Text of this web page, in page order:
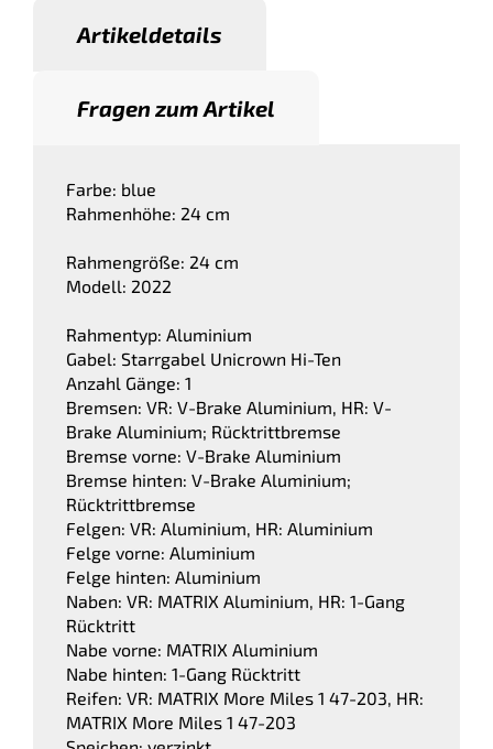
Artikeldetails
Fragen zum Artikel
Farbe: blue
Rahmenhöhe: 24 cm
Rahmengröße: 24 cm
Modell: 2022
Rahmentyp: Aluminium
Gabel: Starrgabel Unicrown Hi-Ten
Anzahl Gänge: 1
Bremsen: VR: V-Brake Aluminium, HR: V-
Brake Aluminium; Rücktrittbremse
Bremse vorne: V-Brake Aluminium
Bremse hinten: V-Brake Aluminium;
Rücktrittbremse
Felgen: VR: Aluminium, HR: Aluminium
Felge vorne: Aluminium
Felge hinten: Aluminium
Naben: VR: MATRIX Aluminium, HR: 1-Gang
Rücktritt
Nabe vorne: MATRIX Aluminium
Nabe hinten: 1-Gang Rücktritt
Reifen: VR: MATRIX More Miles 1 47-203, HR:
MATRIX More Miles 1 47-203